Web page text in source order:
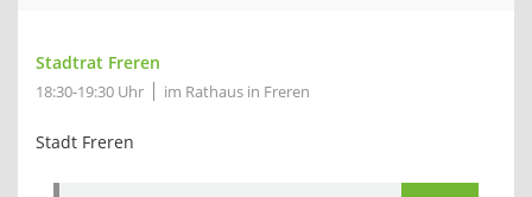
Stadtrat Freren
18:30-19:30 Uhr im Rathaus in Freren
Stadt Freren